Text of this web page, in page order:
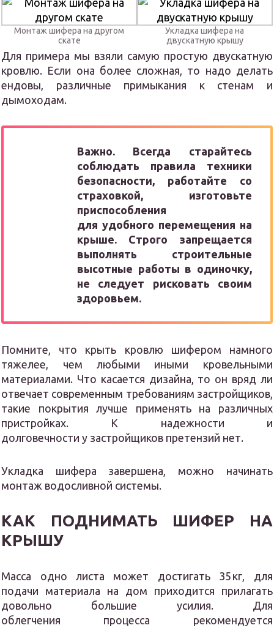
Монтаж шифера на другом
скате
Укладка шифера на
двускатную крышу
Для примера мы взяли самую простую двускатную
кровлю. Если она более сложная, то надо делать
ендовы, различные примыкания к стенам и
дымоходам.
Важно. Всегда старайтесь
соблюдать правила техники
безопасности, работайте со
страховкой, изготовьте
приспособления
для удобного перемещения на
крыше. Строго запрещается
выполнять строительные
высотные работы в одиночку,
не следует рисковать своим
здоровьем.
Помните, что крыть кровлю шифером намного
тяжелее, чем любыми иными кровельными
материалами. Что касается дизайна, то он вряд ли
отвечает современным требованиям застройщиков,
такие покрытия лучше применять на различных
пристройках. К надежности и
долговечности у застройщиков претензий нет.
Укладка шифера завершена, можно начинать
монтаж водосливной системы.
КАК ПОДНИМАТЬ ШИФЕР НА
КРЫШУ
Масса одно листа может достигать 35 кг, для
подачи материала на дом приходится прилагать
довольно большие усилия. Для
облегчения процесса рекомендуется